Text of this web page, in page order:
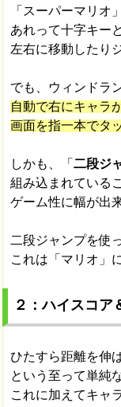
「スーパーマリオ
あれって十字キー
左右に移動したり
でも、ウィンドラ
自動で右にキャラ
画面を指一本でタ
しかも、「 二段ジ
組み込まれている
ゲーム性に幅が出
二段ジャンプを使
これは「マリオ」
２：ハイスコア
ひたすら距離を伸
という至って単純
これに加えてキャ